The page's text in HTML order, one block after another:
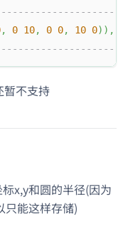
, 0 10, 0 0, 10 0) ) ,
不支持
x,y和圆的半径(因为
能这样存储)